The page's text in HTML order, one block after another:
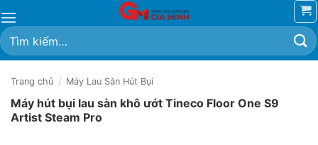
qua
nội
dung
Tìm
kiếm:
Trang chủ / Máy Lau Sàn Hút Bụi
Máy hút bụi lau sàn khô ướt Tineco Floor One S9
Artist Steam Pro